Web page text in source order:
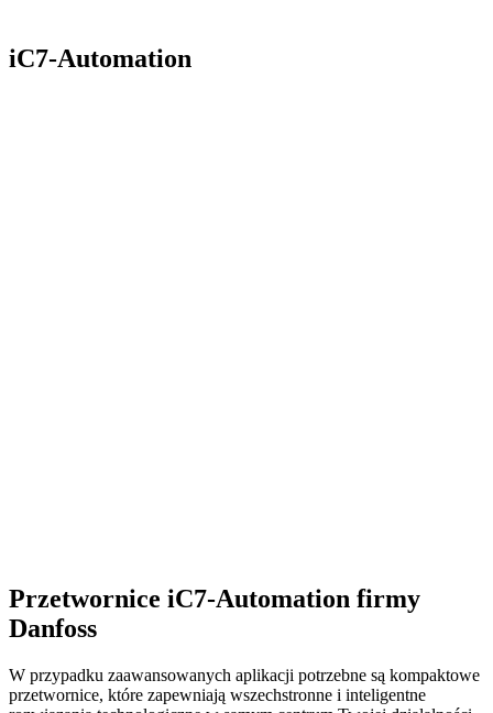
iC7-Automation
Przetwornice iC7-Automation firmy
Danfoss
W przypadku zaawansowanych aplikacji potrzebne są kompaktowe
przetwornice, które zapewniają wszechstronne i inteligentne